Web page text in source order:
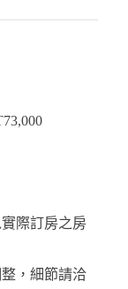
際訂房之房
，細節請洽